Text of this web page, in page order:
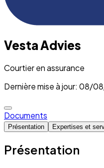
Vesta Advies
Courtier en assurance
Dernière mise à jour: 08/
Documents
Présentation Expertises et
Présentation